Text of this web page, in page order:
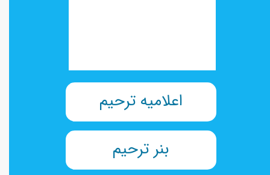
اعلامیه ترحیم
بنر ترحیم